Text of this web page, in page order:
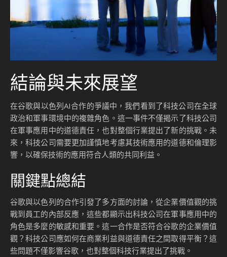
結論與未來展望
在谷歌與以色列AI合作的爭議中，我們看到了科技公司在全球
政治和軍事環境中的複雜角色。這一事件不僅揭示了科技公司
在軍事應用中的道德責任，也對整個行業提出了新的挑戰。未
來，科技公司需要更加謹慎地考慮其技術應用的道德和倫理影
響，以確保技術的應用符合人類的共同利益。
關鍵點總結
谷歌與以色列的合作引發了多方面的討論，從企業價值觀的挑
戰到員工的內部反應，這些都顯示出科技公司在軍事應用中的
角色是多麼的敏感和重要。這一合作是否符合谷歌的企業價值
觀？科技公司應如何在商業利益與道德責任之間取得平衡？這
些問題不僅影響谷歌，也對整個科技行業提出了挑戰。